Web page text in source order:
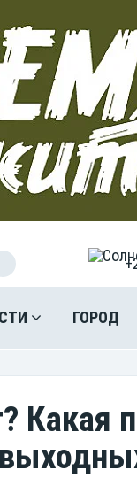
ГОРОД
Какая